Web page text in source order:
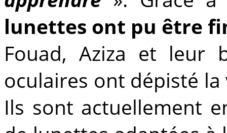
lunettes ont pu être
Fouad, Aziza et leur
oculaires ont dépisté
Ils sont actuellement